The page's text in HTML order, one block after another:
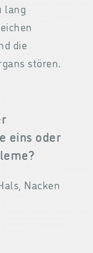
lang
die
stören.
eins oder
Nacken